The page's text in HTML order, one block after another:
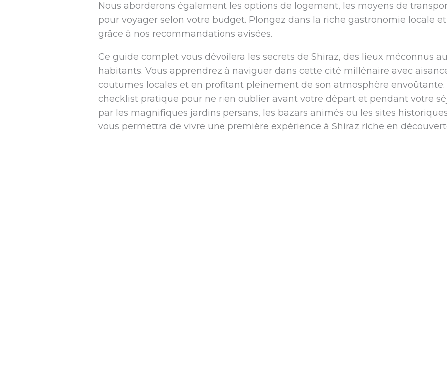
Nous aborderons également les options de logement, les moyens de
pour voyager selon votre budget. Plongez dans la riche gastronomie locale
grâce à nos recommandations avisées.
Ce guide complet vous dévoilera les secrets de Shiraz, des lieux méconnus
habitants. Vous apprendrez à naviguer dans cette cité millénaire avec
coutumes locales et en profitant pleinement de son atmosphère envoûtante.
checklist pratique pour ne rien oublier avant votre départ et pendant votre
par les magnifiques jardins persans, les bazars animés ou les sites
vous permettra de vivre une première expérience à Shiraz riche en